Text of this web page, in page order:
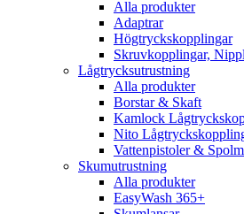
Alla produkter
Adaptrar
Högtryckskopplingar
Skruvkopplingar,
Lågtrycksutrustning
Alla produkter
Borstar & Skaft
Kamlock
Nito
Vattenpistoler &
Skumutrustning
Alla produkter
EasyWash 365+